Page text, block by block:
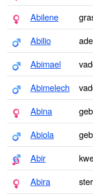
Abilene
Abilio
Abimael
Abimelech
Abina
Abiola
Abir
Abira